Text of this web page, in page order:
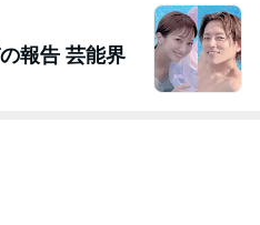
報告 芸能界